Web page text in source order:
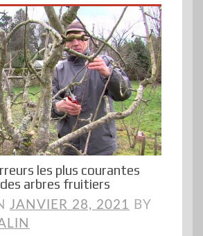
les plus courantes
arbres fruitiers
JANVIER 28, 2021 BY